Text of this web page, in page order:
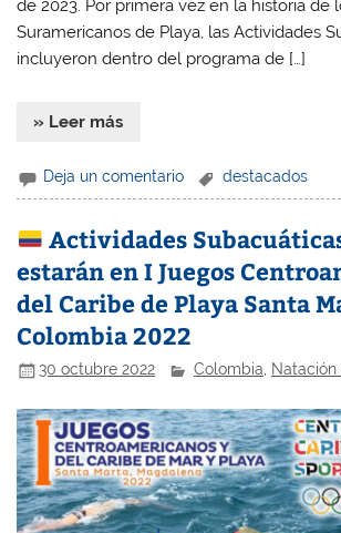
de 2023. Por primera vez en la historia de
Suramericanos de Playa, las Actividades
incluyeron dentro del programa de […]
» Leer más
Deja un comentario destacados
Actividades
estarán en I Juegos
del Caribe de Playa Santa
Colombia 2022
30 octubre 2022 Colombia,